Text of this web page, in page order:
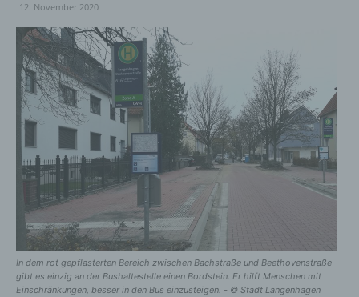
12. November 2020
In dem rot gepflasterten Bereich zwischen Bachstraße und Beethovenstraße
gibt es einzig an der Bushaltestelle einen Bordstein. Er hilft Menschen mit
Einschränkungen, besser in den Bus einzusteigen. - © Stadt Langenhagen